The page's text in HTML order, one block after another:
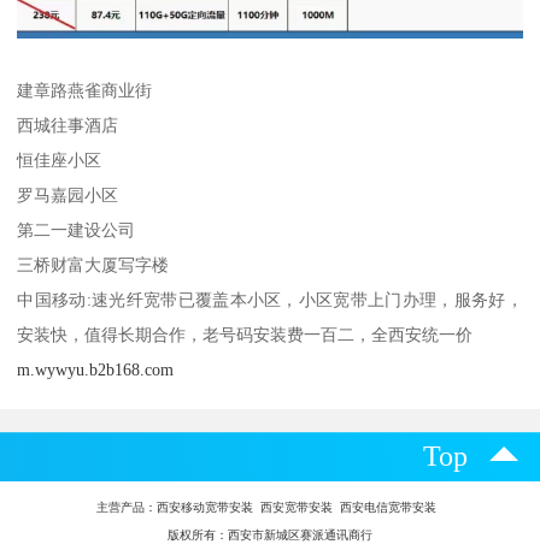
建章路燕雀商业街
西城往事酒店
恒佳座小区
罗马嘉园小区
第二一建设公司
三桥财富大厦写字楼
中国移动:速光纤宽带已覆盖本小区，小区宽带上门办理，服务好，
安装快，值得长期合作，老号码安装费一百二，全西安统一价
m.wywyu.b2b168.com
Top
主营产品： 西安移动宽带安装 西安宽带安装 西安电信宽带安装
版权所有：西安市新城区赛派通讯商行